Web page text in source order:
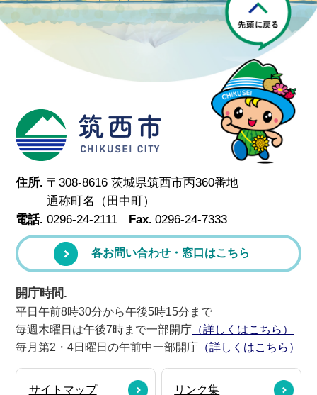
筑西市
住所. 〒308-8616 茨城県筑西市丙360番地
通称町名（田中町）
電話. 0296-24-2111 Fax. 0296-24-7333
各お問い合わせ・窓口はこちら
開庁時間.
平日午前8時30分から午後5時15分まで
毎週木曜日は午後7時まで一部開庁 （詳しくはこちら）
毎月第2・4日曜日の午前中一部開庁 （詳しくはこちら）
サイトマップ リンク集